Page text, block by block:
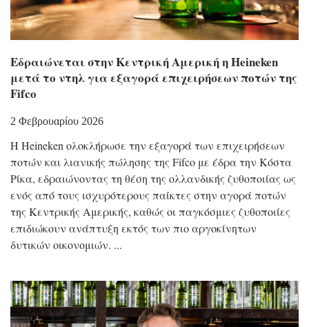
Εδραιώνεται στην Κεντρική Αμερική η Heineken
μετά το ντηλ για εξαγορά επιχειρήσεων ποτών της
Fifco
2 Φεβρουαρίου 2026
Η Heineken ολοκλήρωσε την εξαγορά των επιχειρήσεων
ποτών και λιανικής πώλησης της Fifco με έδρα την Κόστα
Ρίκα, εδραιώνοντας τη θέση της ολλανδικής ζυθοποιίας ως
ενός από τους ισχυρότερους παίκτες στην αγορά ποτών
της Κεντρικής Αμερικής, καθώς οι παγκόσμιες ζυθοποιίες
επιδιώκουν ανάπτυξη εκτός των πιο αργοκίνητων
δυτικών οικονομιών.